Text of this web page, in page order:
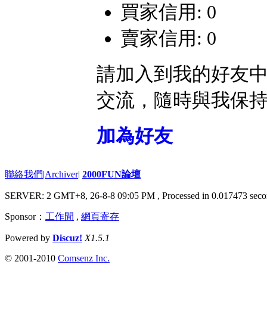
買家信用: 0
賣家信用: 0
請加入到我的好友
交流，隨時與我保
加為好友
聯絡我們|Archiver| 2000FUN論壇
SERVER: 2 GMT+8, 26-8-8 09:05 PM , Processed in 0.017473
Sponsor： 工作間 , 網頁寄存
Powered by Discuz! X1.5.1
© 2001-2010 Comsenz Inc.